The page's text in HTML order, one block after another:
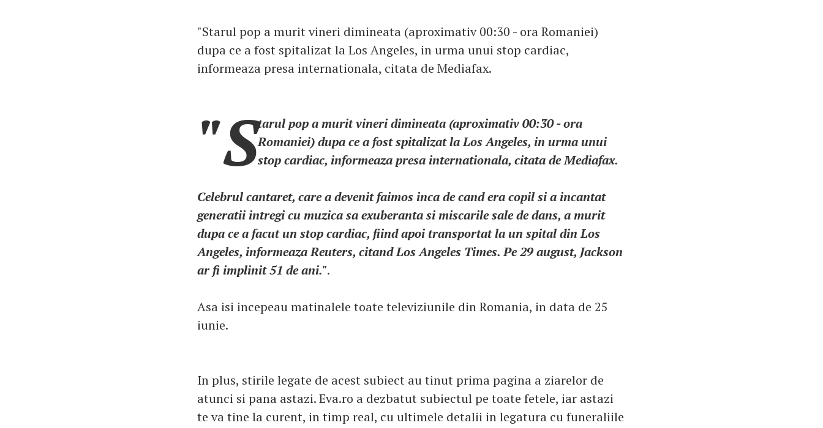
"Starul pop a murit vineri dimineata (aproximativ 00:30 - ora Romaniei)
dupa ce a fost spitalizat la Los Angeles, in urma unui stop cardiac,
informeaza presa internationala, citata de Mediafax.
"Starul pop a murit vineri dimineata (aproximativ 00:30 - ora
Romaniei) dupa ce a fost spitalizat la Los Angeles, in urma unui
stop cardiac, informeaza presa internationala, citata de Mediafax.
Celebrul cantaret, care a devenit faimos inca de cand era copil si a incantat
generatii intregi cu muzica sa exuberanta si miscarile sale de dans, a murit
dupa ce a facut un stop cardiac, fiind apoi transportat la un spital din Los
Angeles, informeaza Reuters, citand Los Angeles Times. Pe 29 august, Jackson
ar fi implinit 51 de ani.".
Asa isi incepeau matinalele toate televiziunile din Romania, in data de 25
iunie.
In plus, stirile legate de acest subiect au tinut prima pagina a ziarelor de
atunci si pana astazi. Eva.ro a dezbatut subiectul pe toate fetele, iar astazi
te va tine la curent, in timp real, cu ultimele detalii in legatura cu funeraliile